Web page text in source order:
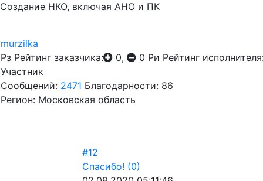
Создание НКО, включая АНО и ПК
murzilka
Рз Рейтинг заказчика: 0, 0 Ри Рейтинг
Участник
Сообщений: 2471 Благодарности: 86
Регион: Московская область
#12
Спасибо! (0)